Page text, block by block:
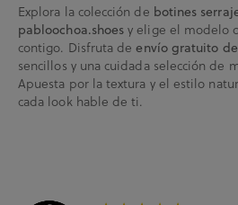
Explora la colección de botines
pabloochoa.shoes y elige el modelo
contigo. Disfruta deenvío gratuito
sencillos y una cuidada selección de
Apuesta por la textura y el estilo
cada look hable de ti.